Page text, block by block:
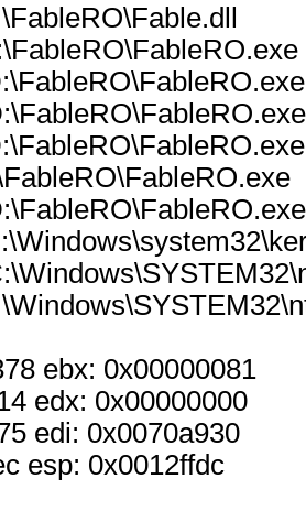
ebx: 0x00000081
edx: 0x00000000
edi: 0x0070a930
esp: 0x0012ffdc